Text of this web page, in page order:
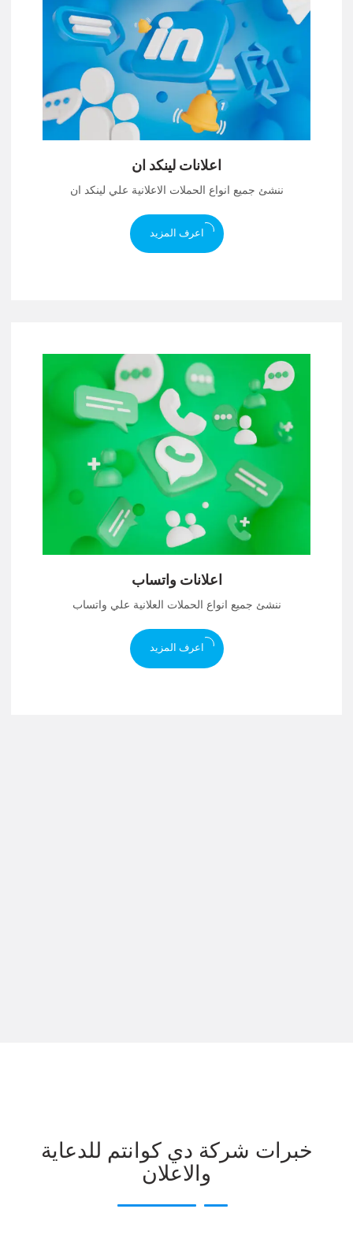
اعلانات لينكد ان
ننشئ جميع انواع الحملات الاعلانية علي لينكد ان
اعرف المزيد
اعلانات واتساب
ننشئ جميع انواع الحملات العلانية علي واتساب
اعرف المزيد
خبرات شركة دي كوانتم للدعاية
والاعلان